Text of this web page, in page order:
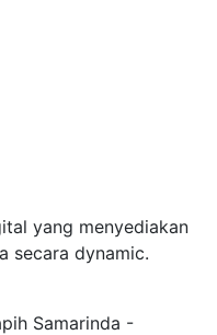
yang menyediakan
secara dynamic.
Samarinda -